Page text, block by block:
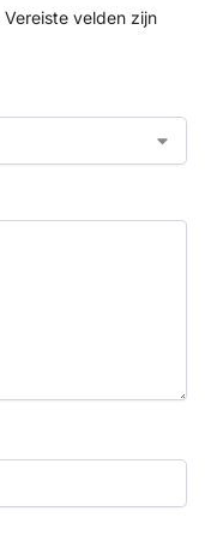
Vereiste velden zijn